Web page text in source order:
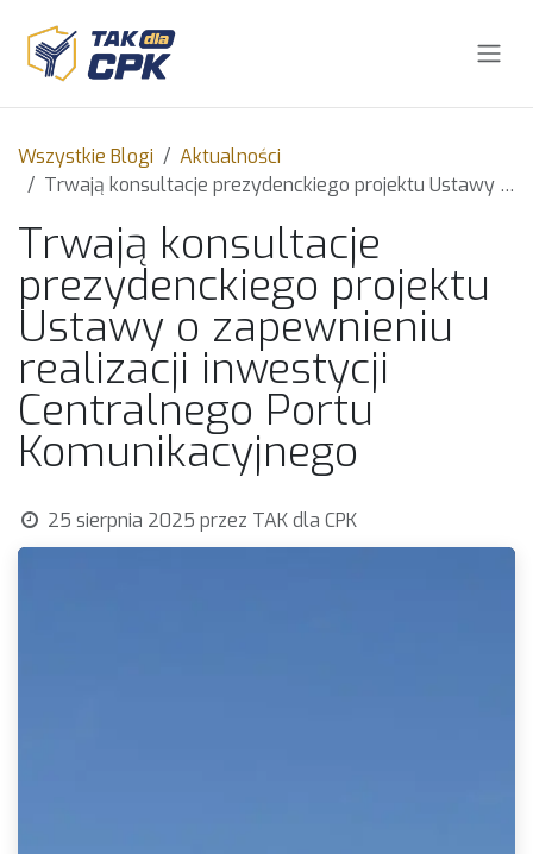
Wszystkie Blogi
Aktualności
Trwają konsultacje prezydenckiego projektu Ustawy o zapewnieniu realizacji inwestycji Centralnego Portu Komunikacyjnego
Trwają konsultacje
prezydenckiego projektu
Ustawy o zapewnieniu
realizacji inwestycji
Centralnego Portu
Komunikacyjnego
25 sierpnia 2025 przez TAK dla CPK